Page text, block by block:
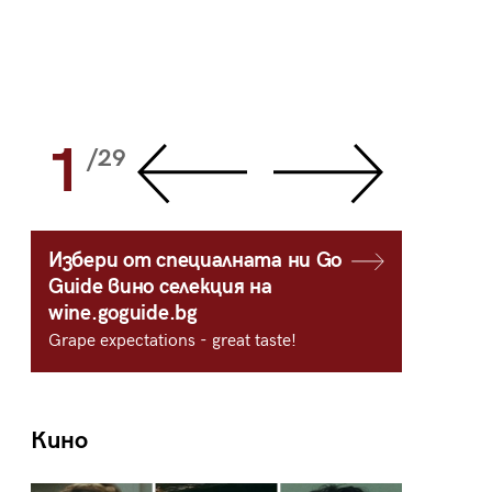
1 /29
Избери от специалната ни Go
Guide вино селекция на
wine.goguide.bg
Grape expectations - great taste!
Кино